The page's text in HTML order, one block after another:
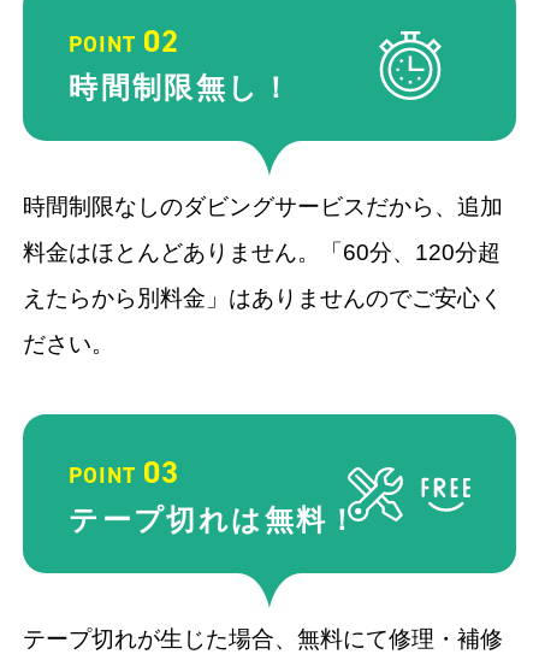
POINT 02
時間制限無し！
時間制限なしのダビングサービスだから、追加
料金はほとんどありません。「60分、120分超
えたらから別料金」はありませんのでご安心く
ださい。
POINT 03
テープ切れは無料！
テープ切れが生じた場合、無料にて修理・補修